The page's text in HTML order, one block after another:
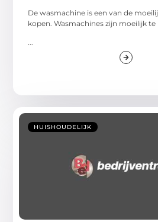
De wasmachine is een van de
kopen. Wasmachines zijn moeilijk te
...
HUISHOUDELIJK